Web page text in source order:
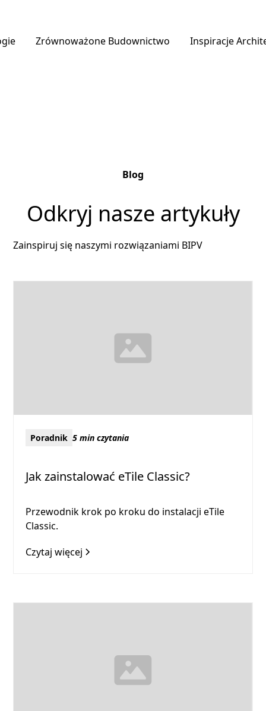
Zrównoważone Budownictwo Inspiracje
Blog
Odkryj nasze artykuły
Zainspiruj się naszymi rozwiązaniami BIPV
Poradnik 5 min czytania
Jak zainstalować eTile Classic?
Przewodnik krok po kroku do instalacji eTile
Classic.
Czytaj więcej